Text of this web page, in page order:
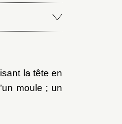
la tête en
moule ; un